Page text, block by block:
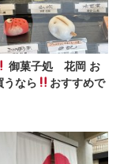
御菓子処 花岡 お
うなら
おすすめで